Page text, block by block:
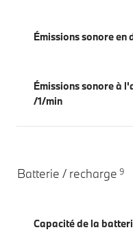
Émissions sonore en
Émissions sonore à
/1/min
Batterie / recharge 9
Capacité de la